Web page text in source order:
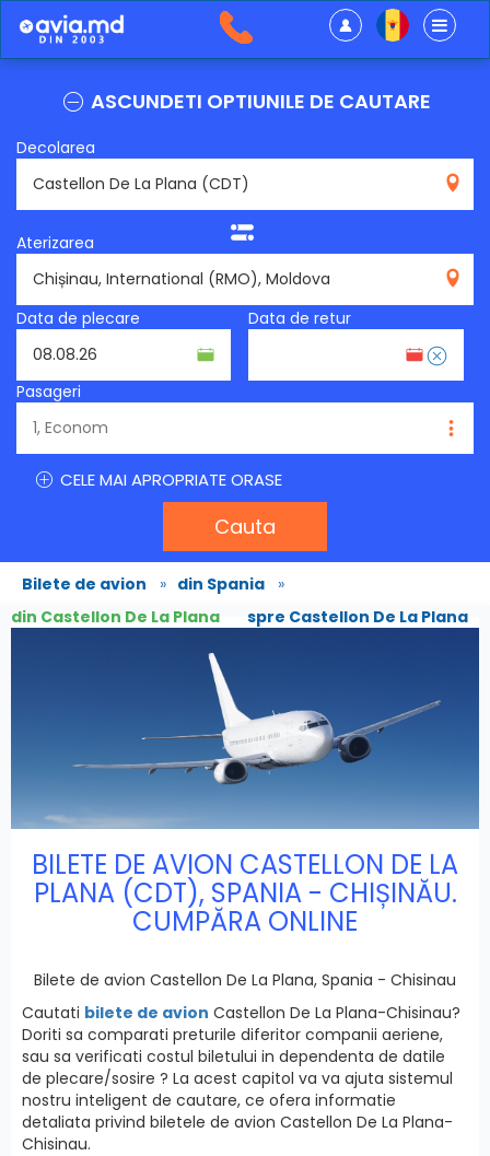
ASCUNDETI OPTIUNILE DE CAUTARE
Decolarea
Aterizarea
Data de plecare
Data de retur
Pasageri
CELE MAI APROPRIATE ORASE
Cauta
Bilete de avion » din Spania »
din Castellon De La Plana
spre Castellon De La Plana
BILETE DE AVION CASTELLON DE LA
PLANA (CDT), SPANIA - CHIȘINĂU.
CUMPĂRA ONLINE
Bilete de avion Castellon De La Plana, Spania - Chisinau
Cautati bilete de avion Castellon De La Plana-Chisinau?
Doriti sa comparati preturile diferitor companii aeriene,
sau sa verificati costul biletului in dependenta de datile
de plecare/sosire ? La acest capitol va va ajuta sistemul
nostru inteligent de cautare, ce ofera informatie
detaliata privind biletele de avion Castellon De La Plana-
Chisinau.